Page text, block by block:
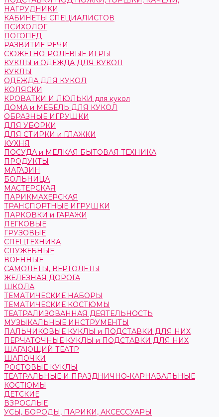
НАГРУДНИКИ
КАБИНЕТЫ СПЕЦИАЛИСТОВ
ПСИХОЛОГ
ЛОГОПЕД
РАЗВИТИЕ РЕЧИ
СЮЖЕТНО-РОЛЕВЫЕ ИГРЫ
КУКЛЫ и ОДЕЖДА ДЛЯ КУКОЛ
КУКЛЫ
ОДЕЖДА ДЛЯ КУКОЛ
КОЛЯСКИ
КРОВАТКИ И ЛЮЛЬКИ для кукол
ДОМА и МЕБЕЛЬ ДЛЯ КУКОЛ
ОБРАЗНЫЕ ИГРУШКИ
ДЛЯ УБОРКИ
ДЛЯ СТИРКИ и ГЛАЖКИ
КУХНЯ
ПОСУДА и МЕЛКАЯ БЫТОВАЯ ТЕХНИКА
ПРОДУКТЫ
МАГАЗИН
БОЛЬНИЦА
МАСТЕРСКАЯ
ПАРИКМАХЕРСКАЯ
ТРАНСПОРТНЫЕ ИГРУШКИ
ПАРКОВКИ и ГАРАЖИ
ЛЕГКОВЫЕ
ГРУЗОВЫЕ
СПЕЦТЕХНИКА
СЛУЖЕБНЫЕ
ВОЕННЫЕ
САМОЛЕТЫ, ВЕРТОЛЕТЫ
ЖЕЛЕЗНАЯ ДОРОГА
ШКОЛА
ТЕМАТИЧЕСКИЕ НАБОРЫ
ТЕМАТИЧЕСКИЕ КОСТЮМЫ
ТЕАТРАЛИЗОВАННАЯ ДЕЯТЕЛЬНОСТЬ
МУЗЫКАЛЬНЫЕ ИНСТРУМЕНТЫ
ПАЛЬЧИКОВЫЕ КУКЛЫ и ПОДСТАВКИ ДЛЯ НИХ
ПЕРЧАТОЧНЫЕ КУКЛЫ и ПОДСТАВКИ ДЛЯ НИХ
ШАГАЮЩИЙ ТЕАТР
ШАПОЧКИ
РОСТОВЫЕ КУКЛЫ
ТЕАТРАЛЬНЫЕ И ПРАЗДНИЧНО-КАРНАВАЛЬНЫЕ
КОСТЮМЫ
ДЕТСКИЕ
ВЗРОСЛЫЕ
УСЫ, БОРОДЫ, ПАРИКИ, АКСЕССУАРЫ